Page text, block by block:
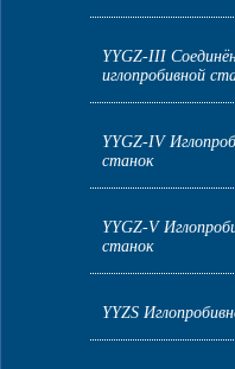
YYGZ-III
иглопробивной
YYGZ-IV
станок
YYGZ-V
станок
YYZS